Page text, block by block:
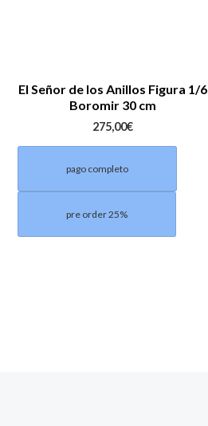
El Señor de los Anillos Figura 1/6
Boromir 30 cm
275,00€
pago completo
pre order 25%